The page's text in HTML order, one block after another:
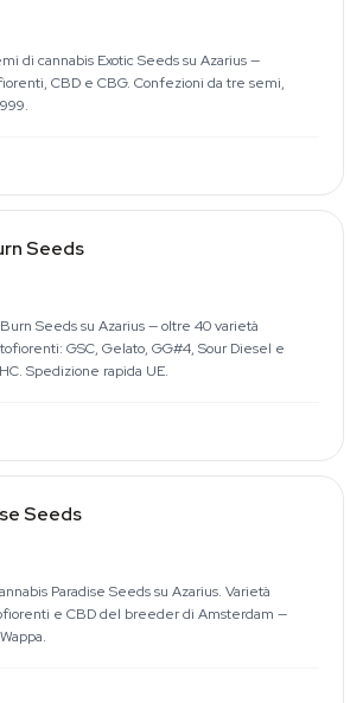
di cannabis Exotic Seeds su Azarius —
CBD e CBG. Confezioni da tre semi,
Seeds
Seeds su Azarius — oltre 40 varietà
GSC, Gelato, GG#4, Sour Diesel e
Spedizione rapida UE.
Seeds
Paradise Seeds su Azarius. Varietà
e CBD del breeder di Amsterdam —